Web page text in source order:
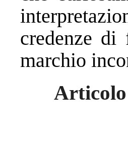
credenze di
marchio
Articolo